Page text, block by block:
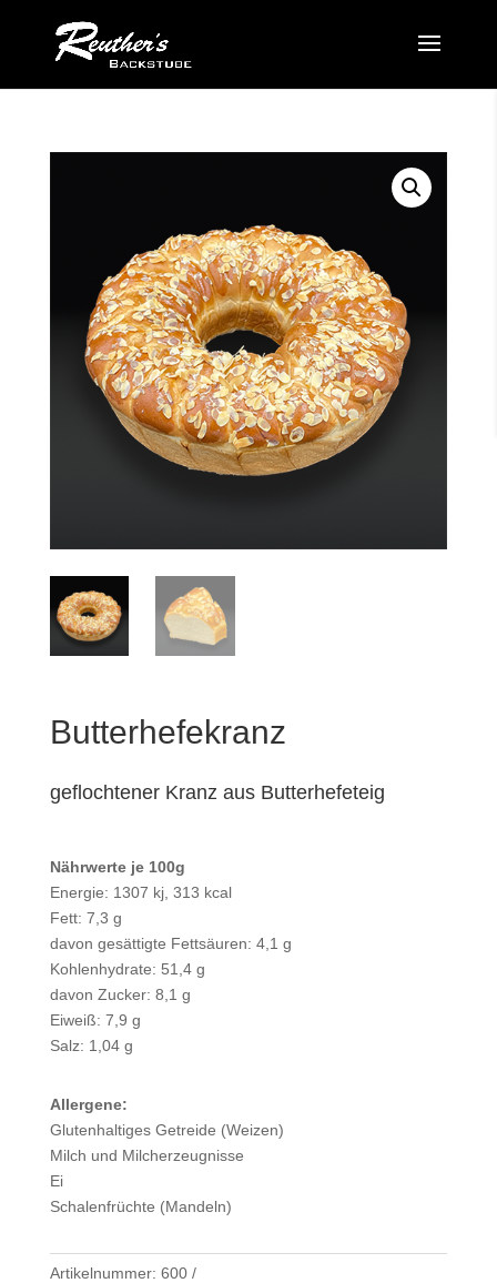
Butterhefekranz
geflochtener Kranz aus Butterhefeteig
Nährwerte je 100g
Energie: 1307 kj, 313 kcal
Fett: 7,3 g
davon gesättigte Fettsäuren: 4,1 g
Kohlenhydrate: 51,4 g
davon Zucker: 8,1 g
Eiweiß: 7,9 g
Salz: 1,04 g
Allergene:
Glutenhaltiges Getreide (Weizen)
Milch und Milcherzeugnisse
Ei
Schalenfrüchte (Mandeln)
Artikelnummer: 600